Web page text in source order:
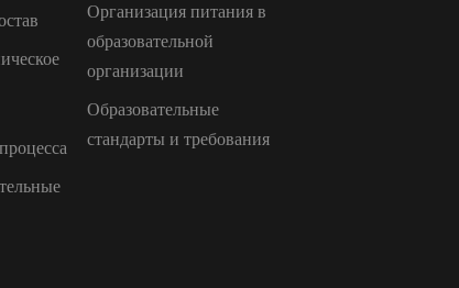
Организация питания в
образовательной
организации
Образовательные
стандарты и требования